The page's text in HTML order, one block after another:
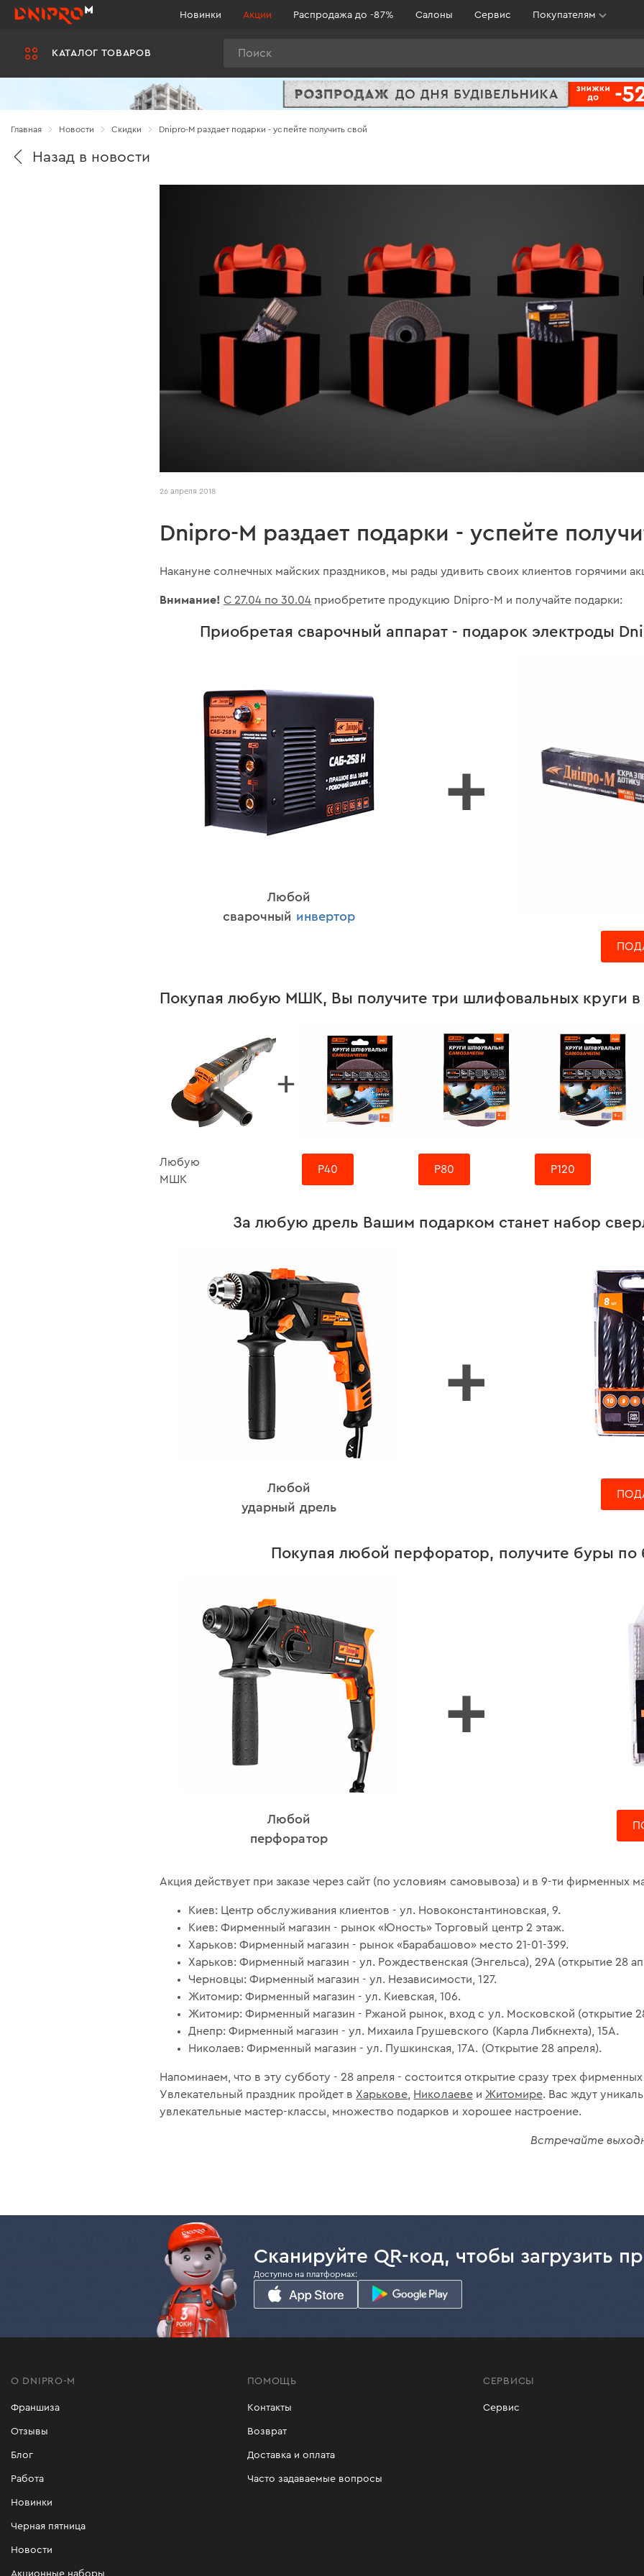
КАТАЛОГ ТОВАРОВ
Новинки Акции Распродажа до -87% Салоны Сервис Покупателям
Главная Новости Cкидки Dnipro-М раздает подарки - успейте получить свой
Назад в новости
26 апреля 2018
Dnipro-М раздает подарки - успейте
Накануне солнечных майских праздников, мы рады удивить своих клиентов горячими
Внимание! С 27.04 по 30.04 приобретите продукцию Dnipro-М и получайте подарки:
Приобретая сварочный аппарат - подарок электроды
Любой
сварочный инвертор
+
Покупая любую МШК, Вы получите три шлифовальных круги в
Любую
МШК
+
Р40 Р80 Р120
За любую дрель Вашим подарком станет набор
Любой
ударный дрель
+
Покупая любой перфоратор, получите буры по
Любой
перфоратор
+
Акция действует при заказе через сайт (по условиям самовывоза) и в 9-ти фирменных
Киев: Центр обслуживания клиентов - ул. Новоконстантиновская, 9.
Киев: Фирменный магазин - рынок «Юность» Торговый центр 2 этаж.
Харьков: Фирменный магазин - рынок «Барабашово» место 21-01-399.
Харьков: Фирменный магазин - ул. Рождественская (Энгельса), 29А (открытие 28
Черновцы: Фирменный магазин - ул. Независимости, 127.
Житомир: Фирменный магазин - ул. Киевская, 106.
Житомир: Фирменный магазин - Ржаной рынок, вход с ул. Московской (открытие
Днепр: Фирменный магазин - ул. Михаила Грушевского (Карла Либкнехта), 15А.
Николаев: Фирменный магазин - ул. Пушкинская, 17А. (Открытие 28 апреля).
Напоминаем, что в эту субботу - 28 апреля - состоится открытие сразу трех
Увлекательный праздник пройдет в Харькове Николаевеи Житомире. Вас ждут
увлекательные мастер-классы, множество подарков и хорошее настроение.
Встречайте
Сканируйте QR-код, чтобы загрузить
Доступно на платформах:
О DNIPRO-M
Франшиза
Отзывы
Блог
Работа
Новинки
Черная пятница
Новости
Акционные наборы
ПОМОЩЬ
Контакты
Возврат
Доставка и оплата
Часто задаваемые вопросы
СЕРВИСЫ
Сервис